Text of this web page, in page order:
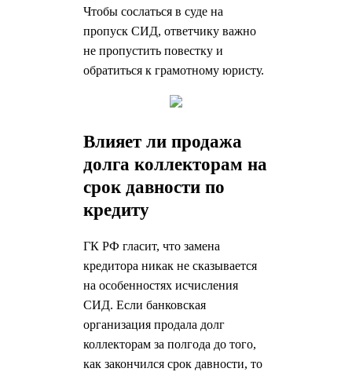
Чтобы сослаться в суде на
пропуск СИД, ответчику важно
не пропустить повестку и
обратиться к грамотному юристу.
Влияет ли продажа
долга коллекторам на
срок давности по
кредиту
ГК РФ гласит, что замена
кредитора никак не сказывается
на особенностях исчисления
СИД. Если банковская
организация продала долг
коллекторам за полгода до того,
как закончился срок давности, то